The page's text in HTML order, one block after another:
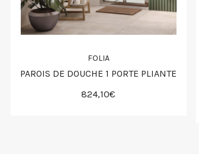
FOLIA
PAROIS DE DOUCHE 1 PORTE PLIANTE
824,10€